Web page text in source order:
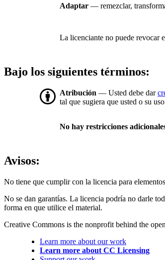
Adaptar — remezclar,
La licenciante no puede revocar
Bajo los siguientes términos:
Atribución — Usted debe dar
tal que sugiera que usted o su
No hay restricciones
Avisos:
No tiene que cumplir con la licencia para
No se dan garantías. La licencia podría no darle
forma en que utilice el material.
Creative Commons is the nonprofit behind the
Learn more about our work
Learn more about CC Licensing